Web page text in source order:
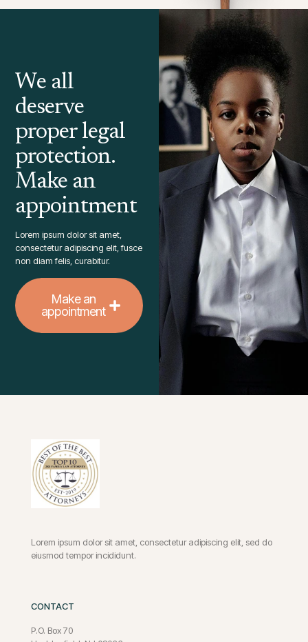
We all
deserve
proper legal
protection.
Make an
appointment
Lorem ipsum dolor sit amet,
consectetur adipiscing elit, fusce
non diam felis, curabitur.
Make an
appointment
Lorem ipsum dolor sit amet, consectetur adipiscing elit, sed do
eiusmod tempor incididunt.
CONTACT
P.O. Box 70